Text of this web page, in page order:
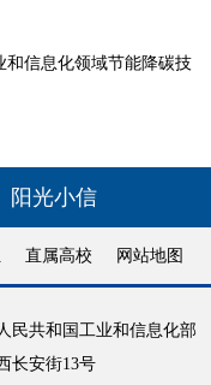
和信息化领域节能降碳技
阳光小信
直属高校 网站地图
民共和国工业和信息化部
长安街13号